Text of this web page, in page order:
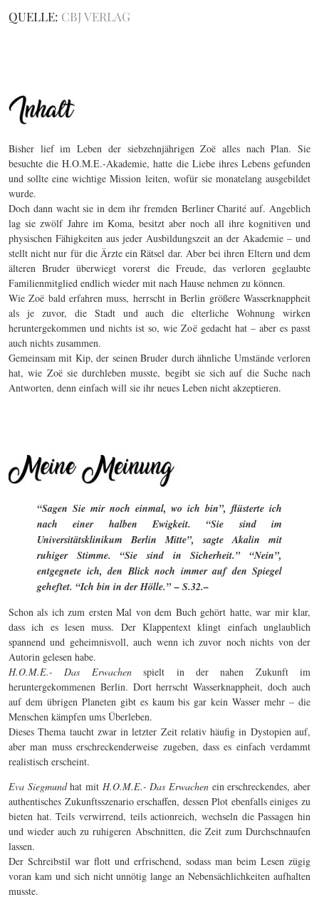
QUELLE: CBJ VERLAG
Bisher lief im Leben der siebzehnjährigen Zoë alles nach Plan. Sie
besuchte die H.O.M.E.-Akademie, hatte die Liebe ihres Lebens gefunden
und sollte eine wichtige Mission leiten, wofür sie monatelang ausgebildet
wurde.
Doch dann wacht sie in dem ihr fremden Berliner Charité auf. Angeblich
lag sie zwölf Jahre im Koma, besitzt aber noch all ihre kognitiven und
physischen Fähigkeiten aus jeder Ausbildungszeit an der Akademie – und
stellt nicht nur für die Ärzte ein Rätsel dar. Aber bei ihren Eltern und dem
älteren Bruder überwiegt vorerst die Freude, das verloren geglaubte
Familienmitglied endlich wieder mit nach Hause nehmen zu können.
Wie Zoë bald erfahren muss, herrscht in Berlin größere Wasserknappheit
als je zuvor, die Stadt und auch die elterliche Wohnung wirken
heruntergekommen und nichts ist so, wie Zoë gedacht hat – aber es passt
auch nichts zusammen.
Gemeinsam mit Kip, der seinen Bruder durch ähnliche Umstände verloren
hat, wie Zoë sie durchleben musste, begibt sie sich auf die Suche nach
Antworten, denn einfach will sie ihr neues Leben nicht akzeptieren.
“Sagen Sie mir noch einmal, wo ich bin”, flüsterte ich
nach einer halben Ewigkeit. “Sie sind im
Universitätsklinikum Berlin Mitte”, sagte Akalin mit
ruhiger Stimme. “Sie sind in Sicherheit.” “Nein”,
entgegnete ich, den Blick noch immer auf den Spiegel
geheftet. “Ich bin in der Hölle.” – S.32.–
Schon als ich zum ersten Mal von dem Buch gehört hatte, war mir klar,
dass ich es lesen muss. Der Klappentext klingt einfach unglaublich
spannend und geheimnisvoll, auch wenn ich zuvor noch nichts von der
Autorin gelesen habe.
H.O.M.E.- Das Erwachenspielt in der nahen Zukunft im
heruntergekommenen Berlin. Dort herrscht Wasserknappheit, doch auch
auf dem übrigen Planeten gibt es kaum bis gar kein Wasser mehr – die
Menschen kämpfen ums Überleben.
Dieses Thema taucht zwar in letzter Zeit relativ häufig in Dystopien auf,
aber man muss erschreckenderweise zugeben, dass es einfach verdammt
realistisch erscheint.
Eva Siegmundhat mit H.O.M.E.- Das Erwachen ein erschreckendes, aber
authentisches Zukunftsszenario erschaffen, dessen Plot ebenfalls einiges zu
bieten hat. Teils verwirrend, teils actionreich, wechseln die Passagen hin
und wieder auch zu ruhigeren Abschnitten, die Zeit zum Durchschnaufen
lassen.
Der Schreibstil war flott und erfrischend, sodass man beim Lesen zügig
voran kam und sich nicht unnötig lange an Nebensächlichkeiten aufhalten
musste.